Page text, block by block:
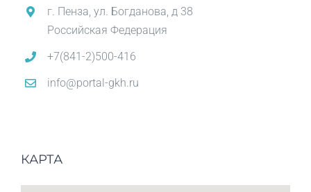
г. Пенза, ул. Богданова, д 38
Российская Федерация
+7(841-2)500-416
info@portal-gkh.ru
КАРТА